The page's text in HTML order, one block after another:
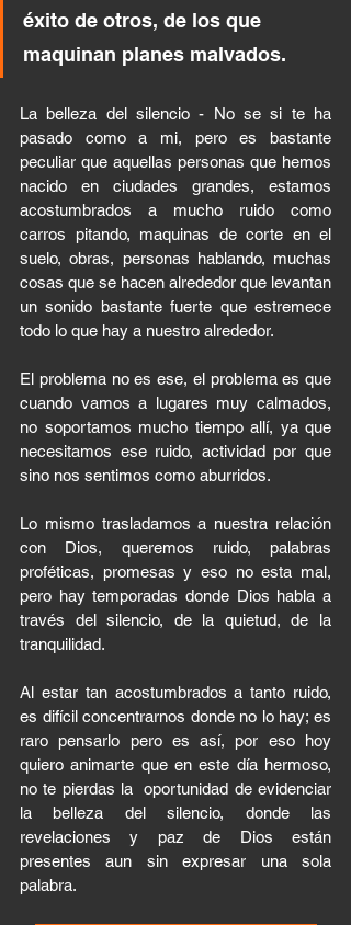
éxito de otros, de los que
maquinan planes malvados.
La belleza del silencio - No se si te ha
pasado como a mi, pero es bastante
peculiar que aquellas personas que hemos
nacido en ciudades grandes, estamos
acostumbrados a mucho ruido como
carros pitando, maquinas de corte en el
suelo, obras, personas hablando, muchas
cosas que se hacen alrededor que levantan
un sonido bastante fuerte que estremece
todo lo que hay a nuestro alrededor.
El problema no es ese, el problema es que
cuando vamos a lugares muy calmados,
no soportamos mucho tiempo allí, ya que
necesitamos ese ruido, actividad por que
sino nos sentimos como aburridos.
Lo mismo trasladamos a nuestra relación
con Dios, queremos ruido, palabras
proféticas, promesas y eso no esta mal,
pero hay temporadas donde Dios habla a
través del silencio, de la quietud, de la
tranquilidad.
Al estar tan acostumbrados a tanto ruido,
es difícil concentrarnos donde no lo hay; es
raro pensarlo pero es así, por eso hoy
quiero animarte que en este día hermoso,
no te pierdas la  oportunidad de evidenciar
la belleza del silencio, donde las
revelaciones y paz de Dios están
presentes aun sin expresar una sola
palabra.